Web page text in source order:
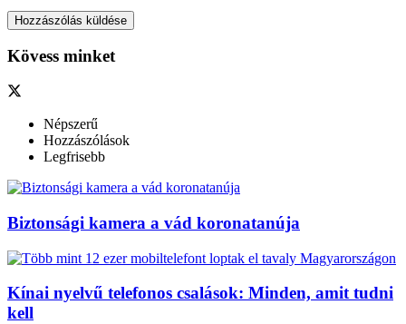
Kövess minket
Népszerű
Hozzászólások
Legfrisebb
Biztonsági kamera a vád koronatanúja
Kínai nyelvű telefonos csalások: Minden, amit tudni
kell